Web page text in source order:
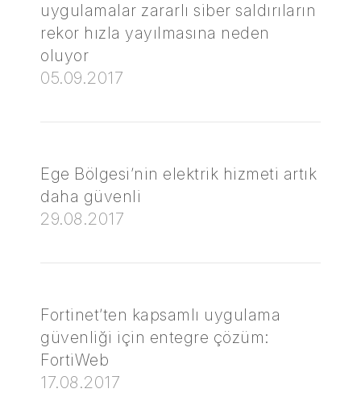
uygulamalar zararlı siber saldırıların
rekor hızla yayılmasına neden
oluyor
05.09.2017
Ege Bölgesi’nin elektrik hizmeti artık
daha güvenli
29.08.2017
Fortinet’ten kapsamlı uygulama
güvenliği için entegre çözüm:
FortiWeb
17.08.2017